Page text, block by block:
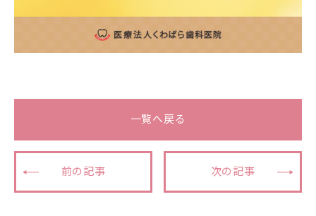
前の記事
一覧へ戻る
次の記事